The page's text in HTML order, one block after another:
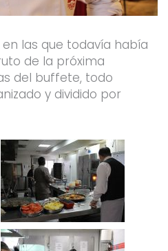
las que todavía había
de la próxima
del buffete, todo
y dividido por